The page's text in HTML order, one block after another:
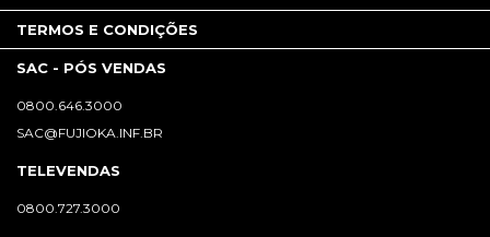
TERMOS E CONDIÇÕES
SAC - PÓS VENDAS
0800.646.3000
SAC@FUJIOKA.INF.BR
TELEVENDAS
0800.727.3000